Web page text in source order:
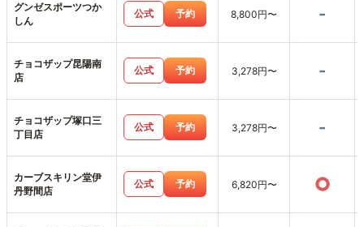
グンゼスポーツつか
しん
公式 予約 8,800円〜 -
チョコザップ昆陽南
店
公式 予約 3,278円〜 -
チョコザップ塚口三
丁目店
公式 予約 3,278円〜 -
カーブスキリン堂伊
丹野間店
公式 予約 6,820円〜 ○